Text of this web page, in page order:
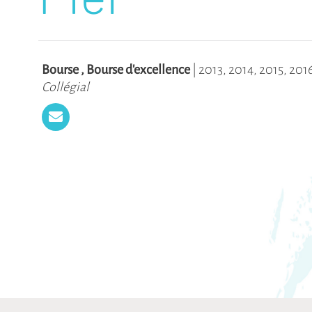
Bourse , Bourse d'excellence 2013, 2014, 2015,
Collégial